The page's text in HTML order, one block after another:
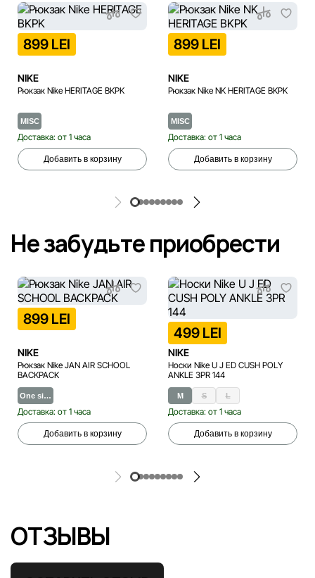
899 LEI
NIKE
Рюкзак Nike HERITAGE BKPK
MISC
Доставка: от 1 часа
Добавить в корзину
899 LEI
NIKE
Рюкзак Nike NK HERITAGE BKPK
MISC
Доставка: от 1 часа
Добавить в корзину
Не забудьте приобрести
899 LEI
NIKE
Рюкзак Nike JAN AIR SCHOOL
BACKPACK
One si…
Доставка: от 1 часа
Добавить в корзину
499 LEI
NIKE
Носки Nike U J ED CUSH POLY
ANKLE 3PR 144
M S L
Доставка: от 1 часа
Добавить в корзину
ОТЗЫВЫ